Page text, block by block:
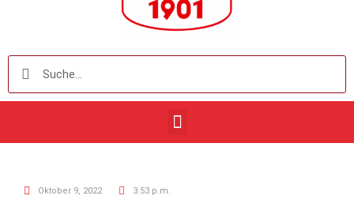
Oktober 9, 2022 3:53 p.m.